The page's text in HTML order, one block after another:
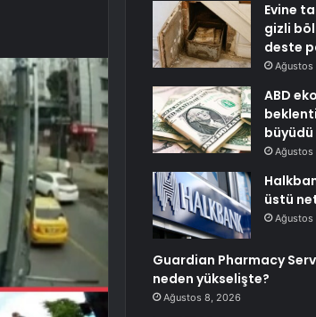
Evine
gizli
deste
Ağustos
ABD
büyüdü
Ağustos
üstü
Ağustos
Guardian Pharmacy
neden yükselişte?
Ağustos 8, 2026